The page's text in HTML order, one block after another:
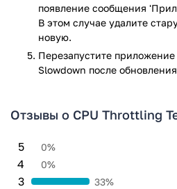
появление сообщения
В этом случае удалите
новую.
Перезапустите
Slowdown после
Отзывы о CPU Throttling
3 33%
4 0%
5 0%